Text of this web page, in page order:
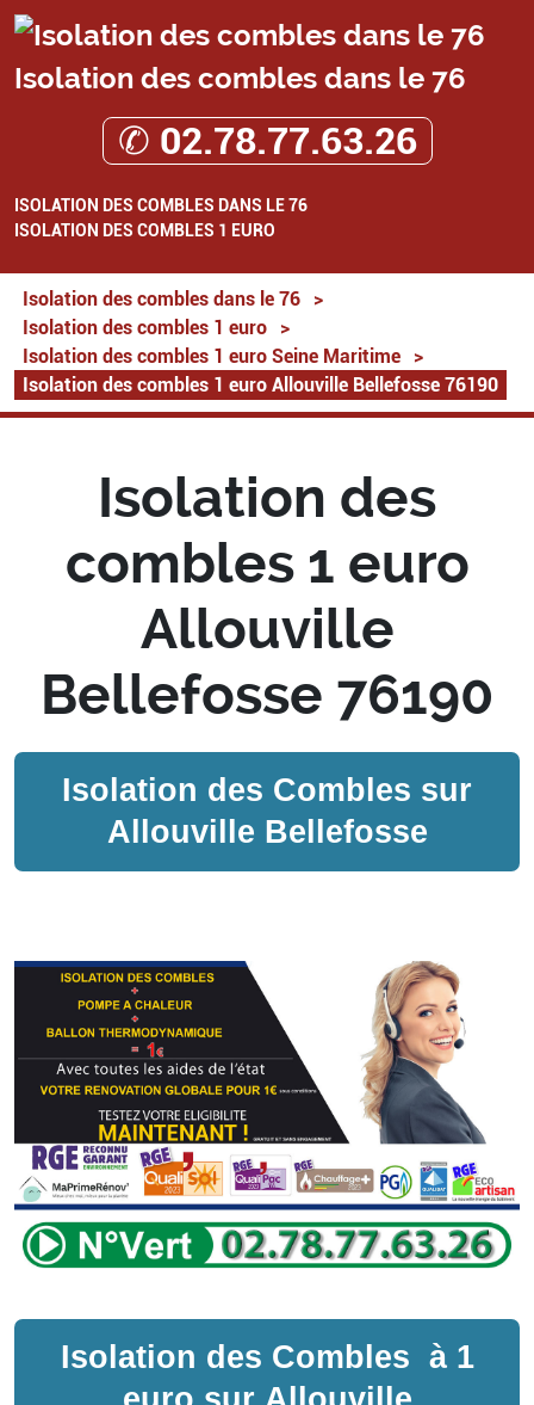
Isolation des combles dans le 76
✆ 02.78.77.63.26
ISOLATION DES COMBLES DANS LE 76
ISOLATION DES COMBLES 1 EURO
Isolation des combles dans le 76
>
Isolation des combles 1 euro
>
Isolation des combles 1 euro Seine Maritime
>
Isolation des combles 1 euro Allouville Bellefosse 76190
Isolation des
combles 1 euro
Allouville
Bellefosse 76190
Isolation des Combles sur
Allouville Bellefosse
Isolation des Combles à 1